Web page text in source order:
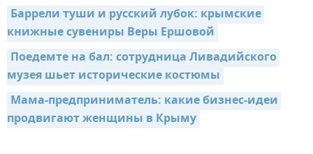
Баррели туши и русский лубок: крымские
книжные сувениры Веры Ершовой
Поедемте на бал: сотрудница Ливадийского
музея шьет исторические костюмы
Мама-предприниматель: какие бизнес-идеи
продвигают женщины в Крыму